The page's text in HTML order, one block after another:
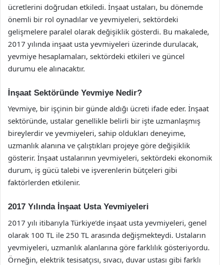
ücretlerini doğrudan etkiledi. İnşaat ustaları, bu dönemde
önemli bir rol oynadılar ve yevmiyeleri, sektördeki
gelişmelere paralel olarak değişiklik gösterdi. Bu makalede,
2017 yılında inşaat usta yevmiyeleri üzerinde durulacak,
yevmiye hesaplamaları, sektördeki etkileri ve güncel
durumu ele alınacaktır.
İnşaat Sektöründe Yevmiye Nedir?
Yevmiye, bir işçinin bir günde aldığı ücreti ifade eder. İnşaat
sektöründe, ustalar genellikle belirli bir işte uzmanlaşmış
bireylerdir ve yevmiyeleri, sahip oldukları deneyime,
uzmanlık alanına ve çalıştıkları projeye göre değişiklik
gösterir. İnşaat ustalarının yevmiyeleri, sektördeki ekonomik
durum, iş gücü talebi ve işverenlerin bütçeleri gibi
faktörlerden etkilenir.
2017 Yılında İnşaat Usta Yevmiyeleri
2017 yılı itibarıyla Türkiye’de inşaat usta yevmiyeleri, genel
olarak 100 TL ile 250 TL arasında değişmekteydi. Ustaların
yevmiyeleri, uzmanlık alanlarına göre farklılık gösteriyordu.
Örneğin, elektrik tesisatçısı, sıvacı, duvar ustası gibi farklı